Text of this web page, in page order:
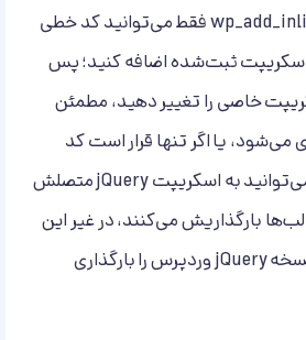
استفاده از wp_add_inline_script فقط می‌توانید کد خطی
ثبت‌شده اضافه کنید؛ پس
خاصی را تغییر دهید، مطمئن
می‌شود، یا اگر تنها قرار است کد
سفارشی اضافه کنید می‌توانید به اسکریپت jQuery متصلش
بارگذاریش می‌کنند، در غیر این
صورت هم می‌توانید نسخه jQuery وردپرس را بارگذاری